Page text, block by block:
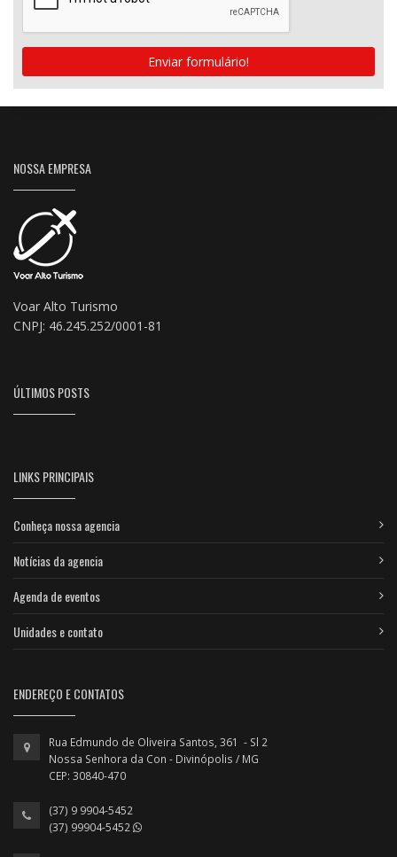
Enviar formulário!
NOSSA EMPRESA
Voar Alto Turismo
CNPJ: 46.245.252/0001-81
ÚLTIMOS POSTS
LINKS PRINCIPAIS
Conheça nossa agencia
Notícias da agencia
Agenda de eventos
Unidades e contato
ENDEREÇO E CONTATOS
Rua Edmundo de Oliveira Santos, 361 - Sl 2
Nossa Senhora da Con - Divinópolis / MG
CEP: 30840-470
(37) 9 9904-5452
(37) 99904-5452